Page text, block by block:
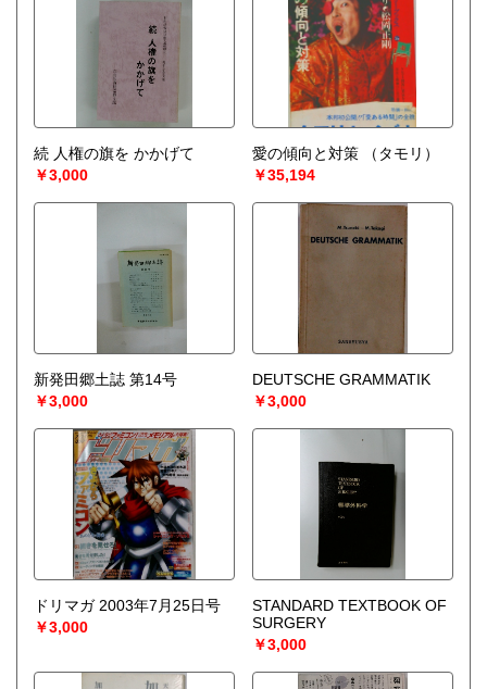
続 人権の旗を かかげて
￥3,000
愛の傾向と対策
（タモリ）
￥35,194
新発田郷土誌 第14号
￥3,000
DEUTSCHE GRAMMATIK
￥3,000
ドリマガ 2003年7月25日号
￥3,000
STANDARD TEXTBOOK OF
SURGERY
￥3,000